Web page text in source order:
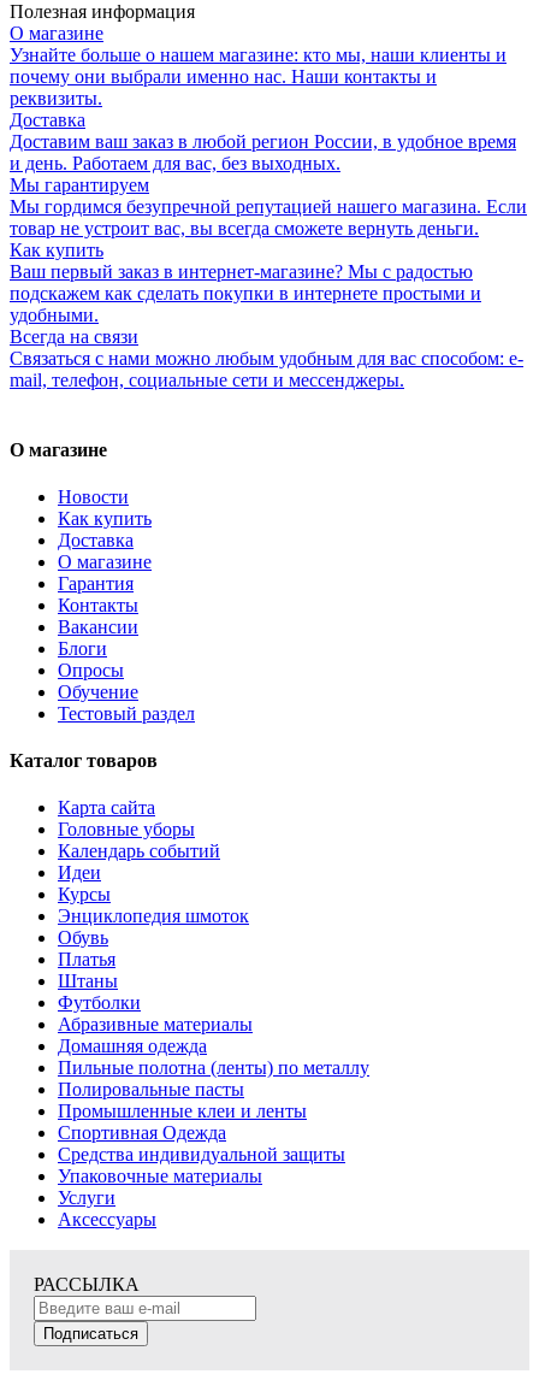
Полезная информация
О магазине
Узнайте больше о нашем магазине: кто мы, наши клиенты и
почему они выбрали именно нас. Наши контакты и
реквизиты.
Доставка
Доставим ваш заказ в любой регион России, в удобное время
и день. Работаем для вас, без выходных.
Мы гарантируем
Мы гордимся безупречной репутацией нашего магазина. Если
товар не устроит вас, вы всегда сможете вернуть деньги.
Как купить
Ваш первый заказ в интернет-магазине? Мы с радостью
подскажем как сделать покупки в интернете простыми и
удобными.
Всегда на связи
Связаться с нами можно любым удобным для вас способом: e-
mail, телефон, социальные сети и мессенджеры.
О магазине
Новости
Как купить
Доставка
О магазине
Гарантия
Контакты
Вакансии
Блоги
Опросы
Обучение
Тестовый раздел
Каталог товаров
Карта сайта
Головные уборы
Календарь событий
Идеи
Курсы
Энциклопедия шмоток
Обувь
Платья
Штаны
Футболки
Абразивные материалы
Домашняя одежда
Пильные полотна (ленты) по металлу
Полировальные пасты
Промышленные клеи и ленты
Спортивная Одежда
Средства индивидуальной защиты
Упаковочные материалы
Услуги
Аксессуары
РАССЫЛКА
Подписаться